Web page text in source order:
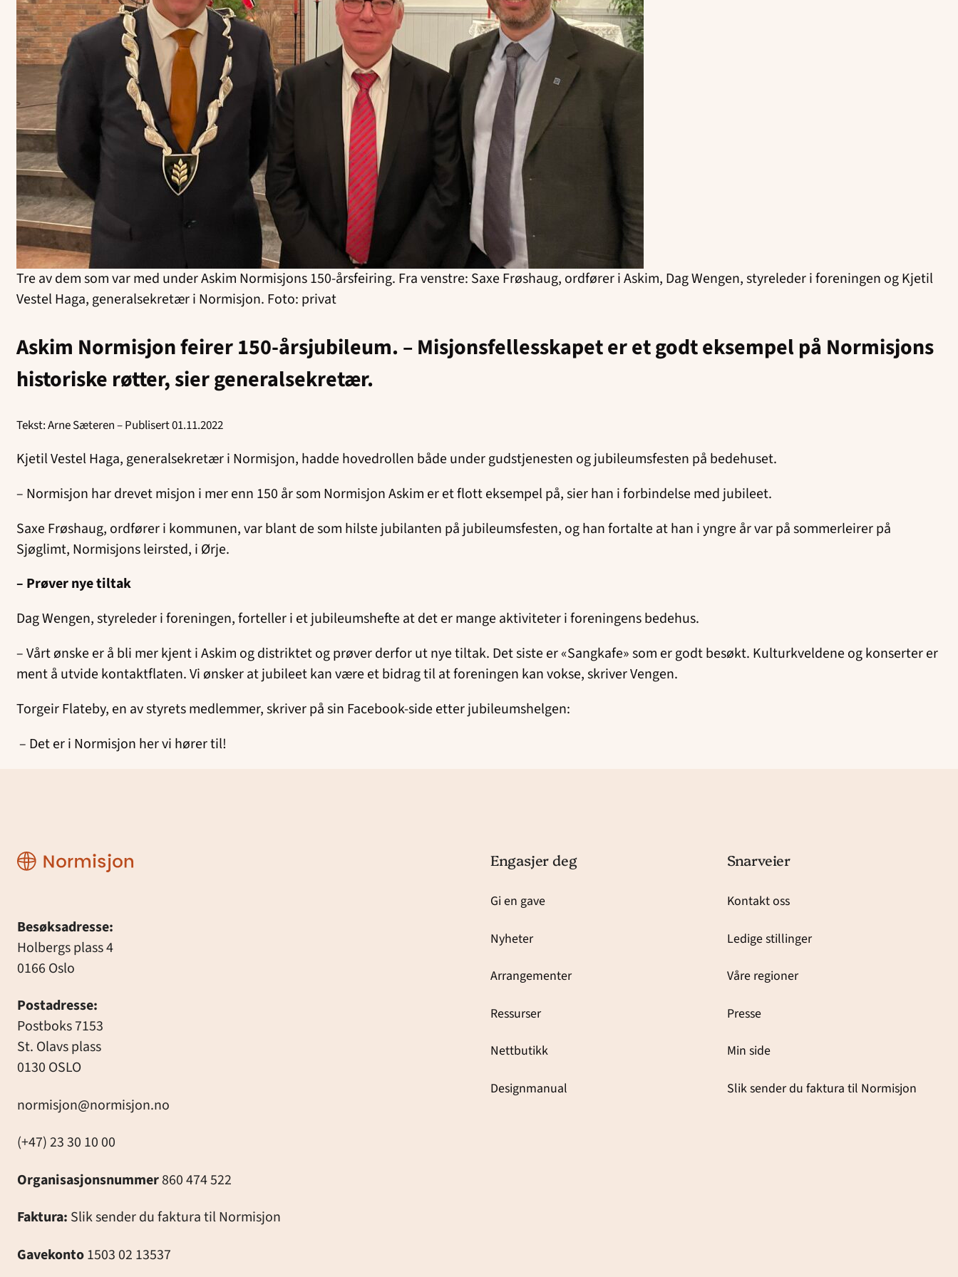
Tre av dem som var med under Askim Normisjons 150-årsfeiring. Fra venstre: Saxe Frøshaug, ordfører i Askim, Dag Wengen, styreleder i foreningen og Kjetil
Vestel Haga, generalsekretær i Normisjon. Foto: privat
Askim Normisjon feirer 150-årsjubileum. – Misjonsfellesskapet er et godt eksempel på Normisjons
historiske røtter, sier generalsekretær.
Tekst: Arne Sæteren – Publisert 01.11.2022
Kjetil Vestel Haga, generalsekretær i Normisjon, hadde hovedrollen både under gudstjenesten og jubileumsfesten på bedehuset.
– Normisjon har drevet misjon i mer enn 150 år som Normisjon Askim er et flott eksempel på, sier han i forbindelse med jubileet.
Saxe Frøshaug, ordfører i kommunen, var blant de som hilste jubilanten på jubileumsfesten, og han fortalte at han i yngre år var på sommerleirer på
Sjøglimt, Normisjons leirsted, i Ørje.
– Prøver nye tiltak
Dag Wengen, styreleder i foreningen, forteller i et jubileumshefte at det er mange aktiviteter i foreningens bedehus.
– Vårt ønske er å bli mer kjent i Askim og distriktet og prøver derfor ut nye tiltak. Det siste er «Sangkafe» som er godt besøkt. Kulturkveldene og konserter er
ment å utvide kontaktflaten. Vi ønsker at jubileet kan være et bidrag til at foreningen kan vokse, skriver Vengen.
Torgeir Flateby, en av styrets medlemmer, skriver på sin Facebook-side etter jubileumshelgen:
– Det er i Normisjon her vi hører til!
Normisjon
Besøksadresse:
Holbergs plass 4
0166 Oslo
Postadresse:
Postboks 7153
St. Olavs plass
0130 OSLO
normisjon@normisjon.no
(+47) 23 30 10 00
Organisasjonsnummer860 474 522
Faktura: Slik sender du faktura til Normisjon
Gavekonto1503 02 13537
Engasjer deg
Gi en gave
Nyheter
Arrangementer
Ressurser
Nettbutikk
Designmanual
Snarveier
Kontakt oss
Ledige stillinger
Våre regioner
Presse
Min side
Slik sender du faktura til Normisjon